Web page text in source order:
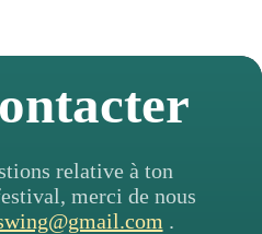
relative à ton
merci de nous
.